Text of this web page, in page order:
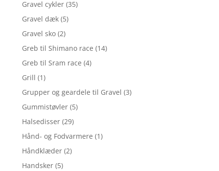
Gravel cykler (35)
Gravel dæk (5)
Gravel sko (2)
Greb til Shimano race (14)
Greb til Sram race (4)
Grill (1)
Grupper og geardele til Gravel (3)
Gummistøvler (5)
Halsedisser (29)
Hånd- og Fodvarmere (1)
Håndklæder (2)
Handsker (5)